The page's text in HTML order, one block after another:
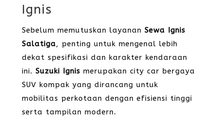
Ignis
Sebelum memutuskan layanan Sewa Ignis
Salatiga, penting untuk mengenal lebih
dekat spesifikasi dan karakter kendaraan
ini. Suzuki Ignis merupakan city car bergaya
SUV kompak yang dirancang untuk
mobilitas perkotaan dengan efisiensi tinggi
serta tampilan modern.